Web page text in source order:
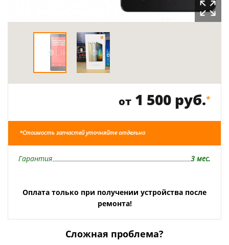
от 1 500 руб.*
*Стоимость запчастей уточняйте отдельно
Гарантия 3 мес.
Оплата только при получении устройства после
ремонта!
Сложная проблема?